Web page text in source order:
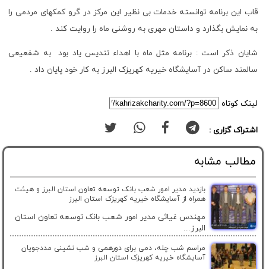
قاب این برنامه توانسته خدمات بی نظیر این مرکز در گرو کمکهای مردمی را
به نمایش بگذارد و داستان مهری به روشنی ماه را روایت کند .
شایان ذکر است : برنامه مثل ماه با اهداء تندیس یاد بود به شفعیعی
سالمند ساکن در آسایشگاه خیریه کهریزک البرز به کار خود پایان داد .
لینک کوتاه
اشتراک گزاری :
مطالب مشابه
بازدید مدیر امور شعب بانک توسعه تعاون استان البرز و هیئت
همراه از آسایشگاه خیریه کهریزک استان البرز
مهندس غیاثی مدیر امور شعب بانک توسعه تعاون استان
البرز...
مراسم شب چله، دمی برای دورهمی و شب نشینی مددجویان
آسایشگاه خیریه کهریزک استان البرز